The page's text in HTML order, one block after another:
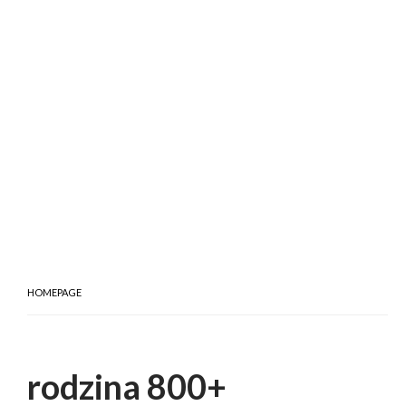
HOMEPAGE
rodzina 800+